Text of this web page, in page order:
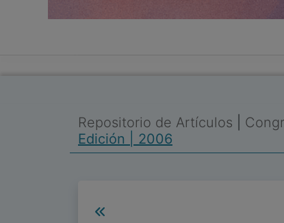
Repositorio de Artículos
Edición | 2006